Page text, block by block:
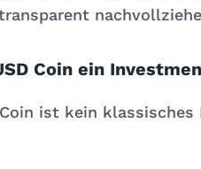
Coin ein
ist kein